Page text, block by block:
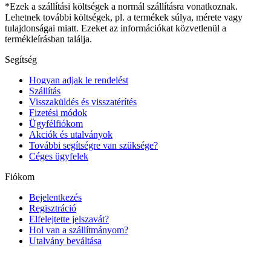
*Ezek a szállítási költségek a normál szállításra vonatkoznak.
Lehetnek további költségek, pl. a termékek súlya, mérete vagy
tulajdonságai miatt. Ezeket az információkat közvetlenül a
termékleírásban találja.
Segítség
Hogyan adjak le rendelést
Szállítás
Visszaküldés és visszatérítés
Fizetési módok
Ügyfélfiókom
Akciók és utalványok
További segítségre van szüksége?
Céges ügyfelek
Fiókom
Bejelentkezés
Regisztráció
Elfelejtette jelszavát?
Hol van a szállítmányom?
Utalvány beváltása